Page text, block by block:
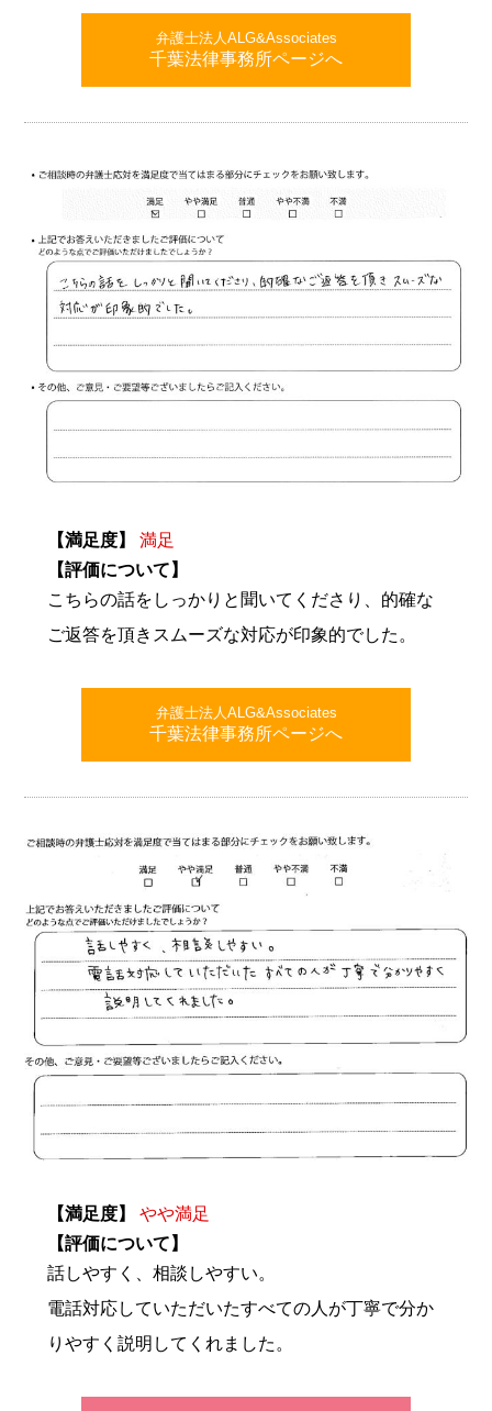
弁護士法人ALG&Associates
千葉法律事務所ページへ
【満足度】
満足
【評価について】
こちらの話をしっかりと聞いてくださり、的確な
ご返答を頂きスムーズな対応が印象的でした。
弁護士法人ALG&Associates
千葉法律事務所ページへ
【満足度】
やや満足
【評価について】
話しやすく、相談しやすい。
電話対応していただいたすべての人が丁寧で分か
りやすく説明してくれました。